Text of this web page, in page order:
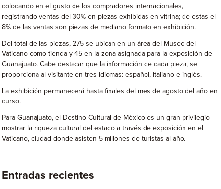
colocando en el gusto de los compradores internacionales,
registrando ventas del 30% en piezas exhibidas en vitrina; de estas el
8% de las ventas son piezas de mediano formato en exhibición.
Del total de las piezas, 275 se ubican en un área del Museo del
Vaticano como tienda y 45 en la zona asignada para la exposición de
Guanajuato. Cabe destacar que la información de cada pieza, se
proporciona al visitante en tres idiomas: español, italiano e inglés.
La exhibición permanecerá hasta finales del mes de agosto del año en
curso.
Para Guanajuato, el Destino Cultural de México es un gran privilegio
mostrar la riqueza cultural del estado a través de exposición en el
Vaticano, ciudad donde asisten 5 millones de turistas al año.
Entradas recientes